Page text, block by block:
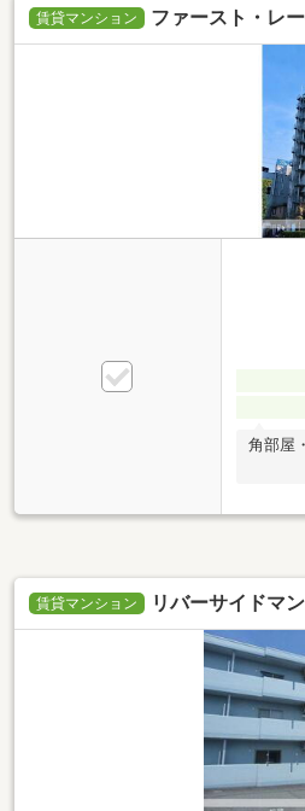
賃貸マンション ファースト・レ
角部屋
賃貸マンション リバーサイドマ